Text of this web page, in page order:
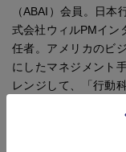
（ABAI）会員。日
式会社ウィルPMイン
任者。アメリカのビ
にしたマネジメント
レンジして、「行動
ト手法が、企業経営